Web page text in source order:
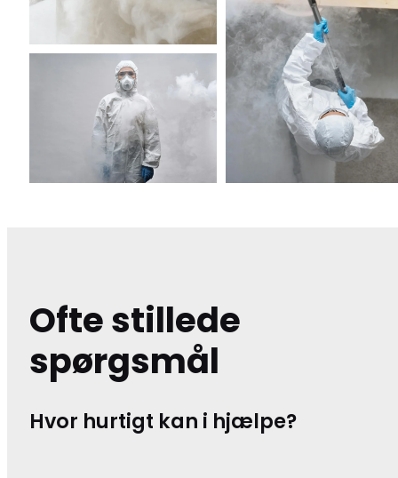
Ofte stillede
spørgsmål
Hvor hurtigt kan i hjælpe?